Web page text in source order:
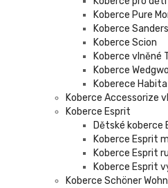
Koberce Pure
Koberce
Koberce Scion
Koberce vlněné
Koberce
Koberece
Koberce Accessorize
Koberce Esprit
Dětské koberce
Koberce Esprit
Koberce Esprit
Koberce Esprit
Koberce Schöner